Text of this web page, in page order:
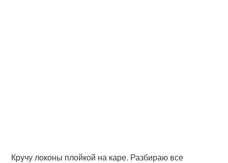
Кручу локоны плойкой на каре. Разбираю все